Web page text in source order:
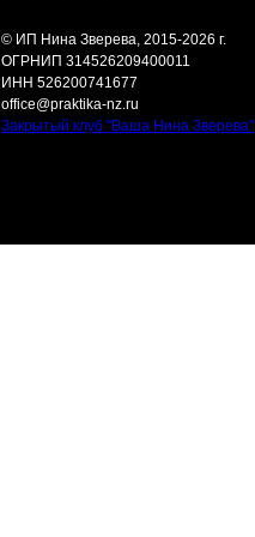
© ИП Нина Зверева, 2015-2026 г.
ОГРНИП 314526209400011
ИНН 526200741677
office@praktika-nz.ru
Закрытый клуб "Ваша Нина Зверева"